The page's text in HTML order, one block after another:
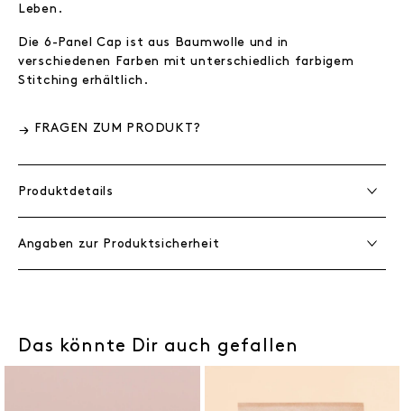
Leben.
Die 6-Panel Cap ist aus Baumwolle und in
verschiedenen Farben mit unterschiedlich farbigem
Stitching erhältlich.
FRAGEN ZUM PRODUKT?
Produktdetails
Angaben zur Produktsicherheit
Das könnte Dir auch gefallen